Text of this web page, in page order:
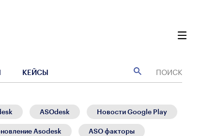
КЕЙСЫ
ASOdesk Новости Google Play
Asodesk ASO факторы